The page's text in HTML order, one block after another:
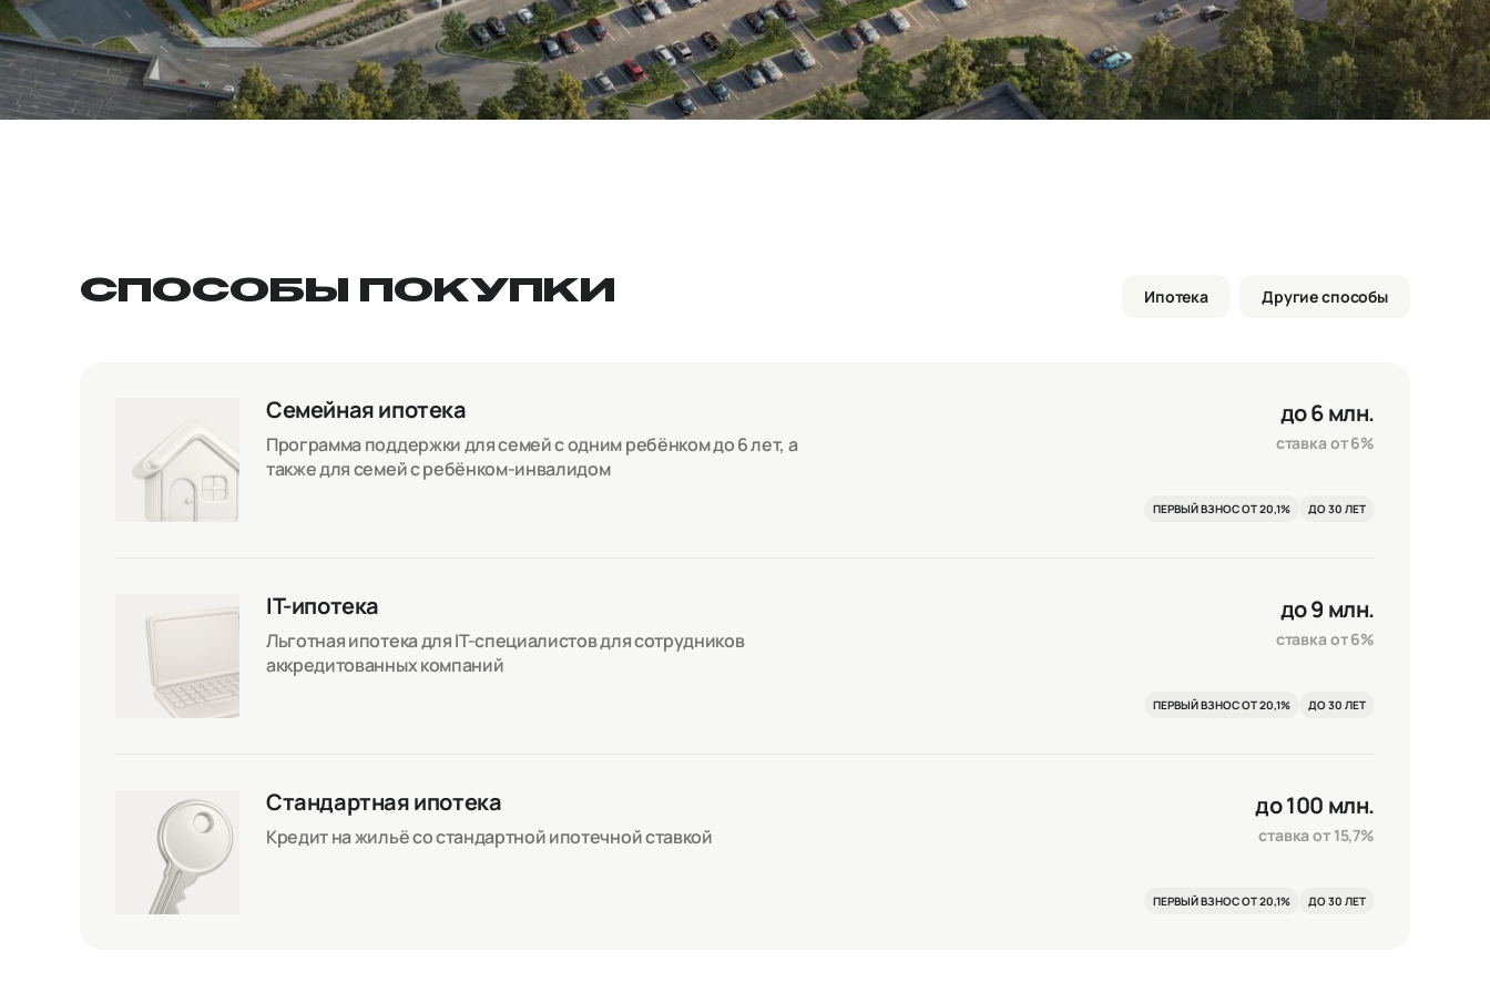
СПОСОБЫ ПОКУПКИ Ипотека Другие способы
Семейная ипотека
Программа поддержки для семей с одним ребёнком до 6 лет, а
также для семей с ребёнком-инвалидом
до 6 млн.
ставка от 6%
ПЕРВЫЙ ВЗНОС ОТ 20,1% ДО 30 ЛЕТ
IT-ипотека
Льготная ипотека для IT-специалистов для сотрудников
аккредитованных компаний
до 9 млн.
ставка от 6%
ПЕРВЫЙ ВЗНОС ОТ 20,1% ДО 30 ЛЕТ
Стандартная ипотека
Кредит на жильё со стандартной ипотечной ставкой
до 100 млн.
ставка от 15,7%
ПЕРВЫЙ ВЗНОС ОТ 20,1% ДО 30 ЛЕТ